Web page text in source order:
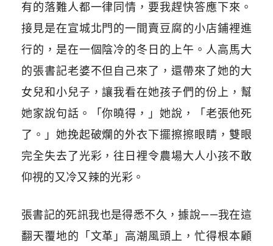
有的落難人都一律同情，要我趕快答應下來。
接見是在宣城北門的一間賣豆腐的小店鋪裡進
行的，是在一個陰冷的冬日的上午。人高馬大
的張書記老婆不但自己來了，還帶來了她的大
女兒和小兒子，讓我看在她孩子們的份上，幫
她家說句話。「你曉得，」她說，「老張他死
了。」她挽起破爛的外衣下擺擦擦眼睛，雙眼
完全失去了光彩，往日裡令農場大人小孩不敢
仰視的又冷又辣的光彩。
張書記的死訊我也是得悉不久，據說——我在這
翻天覆地的「文革」高潮風頭上，忙得根本顧